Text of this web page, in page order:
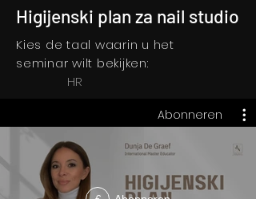
Higijenski plan za nail studio
Kies de taal waarin u het
seminar wilt bekijken:
HR
Abonneren